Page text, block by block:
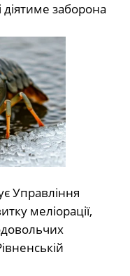
заборона
Управління
меліорації,